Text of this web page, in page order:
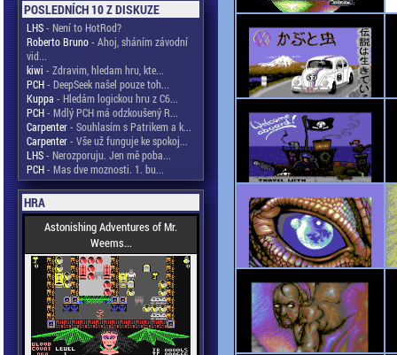
POSLEDNÍCH 10 Z DISKUZE
LHS- Není to HotRod?
Roberto Bruno- Ahoj, sháním závodní
vid...
kiwi - Zdravim, hledam hru, kte...
PCH- DeepSeek našel pouze toh...
Kuppa - Hledám logickou hru z C6...
PCH- Mdlý PCH má odzkoušený R...
Carpenter- Souhlasím s Patrikem a k...
Carpenter- Vše už funguje ke spokoj...
LHS- Nerozporuju. Jen mě poba...
PCH- Mas dve moznosti. 1. bu...
HRA
Astonishing Adventures of Mr.
Weems...